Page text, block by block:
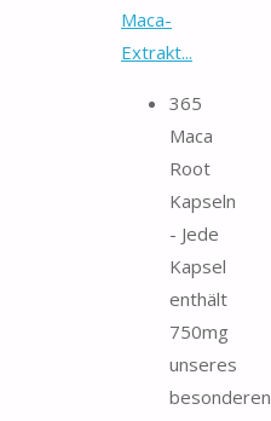
Maca-
Extrakt...
365
Maca
Root
Kapseln
- Jede
Kapsel
enthält
750mg
unseres
besonderen